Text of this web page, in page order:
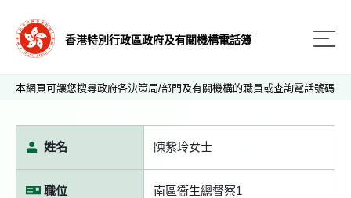
香港特別行政區政府及有關機構電話簿
本網頁可讓您搜尋政府各決策局/部門及有關機構的職員或查詢電話號碼
姓名 陳紫玲女士
職位 南區衞生總督察1